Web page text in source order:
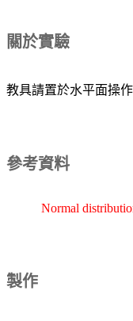
關於實驗
教具請置於水平面操
參考資料
Normal
製作